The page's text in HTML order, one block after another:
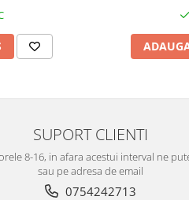
SUPORT CLIENTI
8-16, in afara acestui interval ne
sau pe adresa de email
0754242713